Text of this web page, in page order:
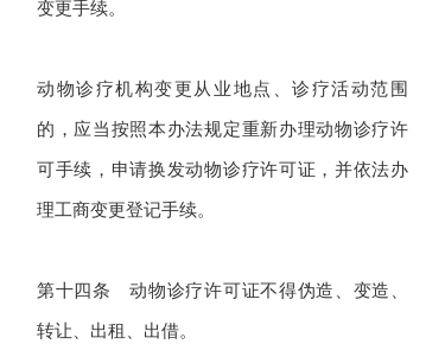
变更手续。
动物诊疗机构变更从业地点、诊疗活动范围
的，应当按照本办法规定重新办理动物诊疗许
可手续，申请换发动物诊疗许可证，并依法办
理工商变更登记手续。
第十四条 动物诊疗许可证不得伪造、变造、
转让、出租、出借。